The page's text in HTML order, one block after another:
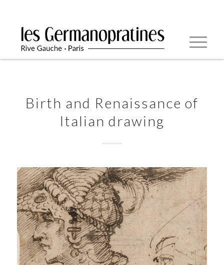
Birth and Renaissance of
Italian drawing